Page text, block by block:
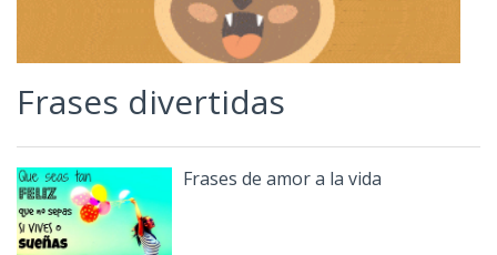
Frases divertidas
Frases de amor a la vida